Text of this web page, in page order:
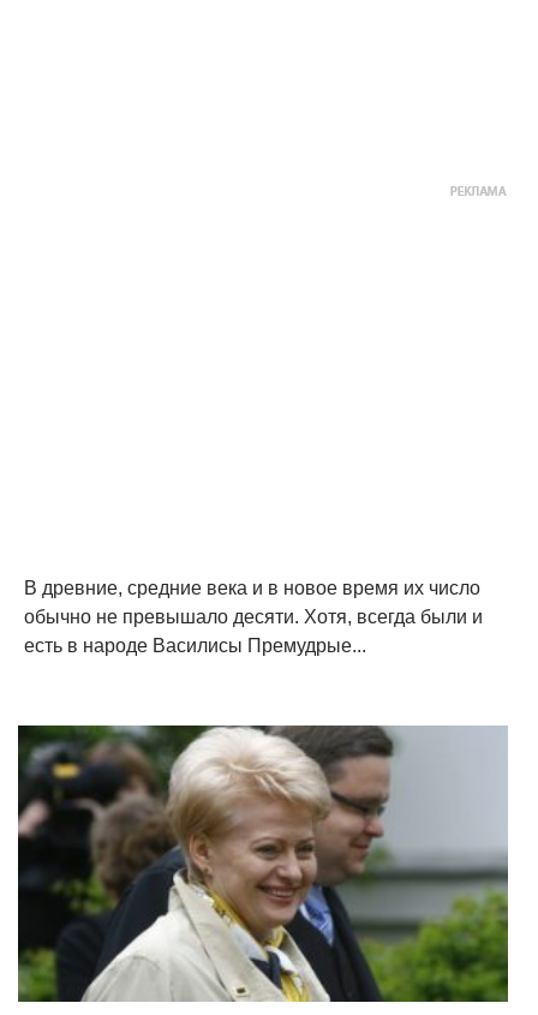
В древние, средние века и в новое время их число
обычно не превышало десяти. Хотя, всегда были и
есть в народе Василисы Премудрые...